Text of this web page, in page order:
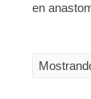
en